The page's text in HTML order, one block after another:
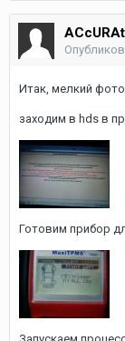
Итак, мелкий
заходим в hds в
Готовим прибор